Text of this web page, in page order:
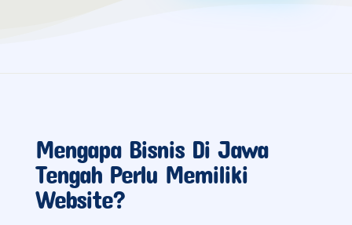
Mengapa Bisnis Di Jawa
Tengah Perlu Memiliki
Website?